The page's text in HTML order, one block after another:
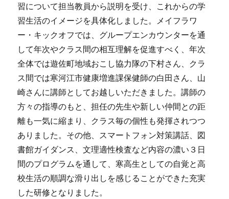
習について担当教員から説明を受け、これからの学
習生活のイメージを具体化しました。メイフラワ
ー・キックオフでは、グループエンカウンターを通
して年次やクラス間の相互理解を促進すべく、年次
全体では遊佐町地域おこし協力隊の下村さん、クラ
ス間では寒河江市健康増進課保健師の白田さん、山
崎さんに講師としてお越しいただきました。講師の
方々の指導のもと、担任の先生や新しい仲間との距
離も一気に縮まり、クラス毎の個性も発揮されつつ
ありました。その他、スマートフォン対策講話、図
書館ガイダンス、文理適性検査など内容の濃い３日
間のプログラムを通して、寒高生としての自覚と高
校生活の順調な滑り出しを感じることができた充実
した研修となりました。